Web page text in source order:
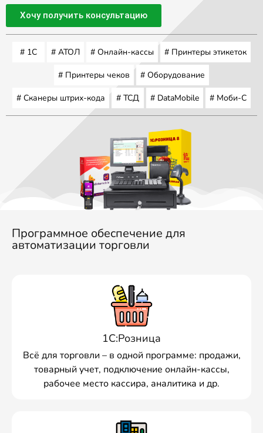
Хочу получить консультацию
# 1С # АТОЛ # Онлайн-кассы # Принтеры этикеток
# Принтеры чеков # Оборудование
# Сканеры штрих-кода # ТСД # DataMobile # Моби-С
Программное обеспечение для
автоматизации торговли
1С:Розница
Всё для торговли – в одной программе: продажи,
товарный учет, подключение онлайн-кассы,
рабочее место кассира, аналитика и др.